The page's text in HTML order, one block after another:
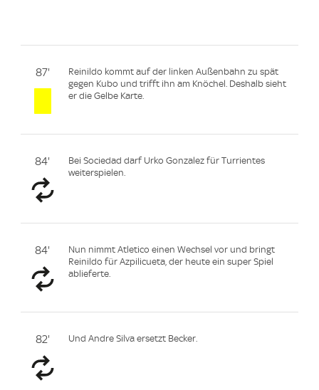
87'
Reinildo kommt auf der linken Außenbahn zu spät
gegen Kubo und trifft ihn am Knöchel. Deshalb sieht
er die Gelbe Karte.
84'
Bei Sociedad darf Urko Gonzalez für Turrientes
weiterspielen.
84'
Nun nimmt Atletico einen Wechsel vor und bringt
Reinildo für Azpilicueta, der heute ein super Spiel
ablieferte.
82' Und Andre Silva ersetzt Becker.